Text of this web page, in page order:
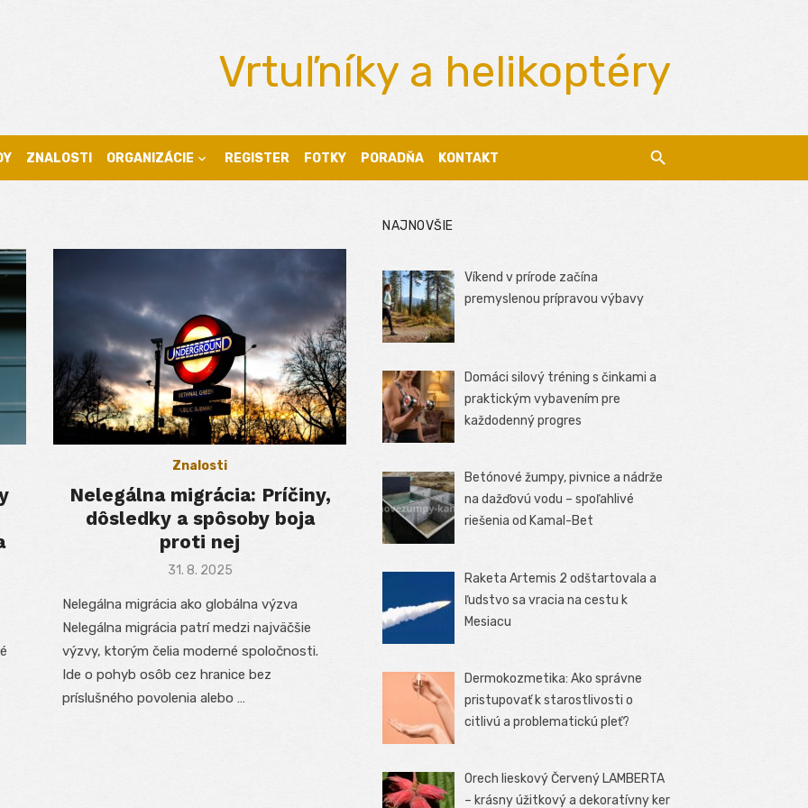
Vrtuľníky a helikoptéry
ZNALOSTI ORGANIZÁCIE REGISTER FOTKY PORADŇA KONTAKT
Znalosti
Nelegálna migrácia: Príčiny,
dôsledky a spôsoby boja
proti nej
Posted
31. 8. 2025
Nelegálna migrácia ako globálna výzva
Nelegálna migrácia patrí medzi najväčšie
výzvy, ktorým čelia moderné spoločnosti.
Ide o pohyb osôb cez hranice bez
príslušného povolenia alebo …
NAJNOVŠIE
Víkend v prírode začína
premyslenou prípravou výbavy
Domáci silový tréning s činkami a
praktickým vybavením pre
každodenný progres
Betónové žumpy, pivnice a nádrže
na dažďovú vodu – spoľahlivé
riešenia od Kamal-Bet
Raketa Artemis 2 odštartovala a
ľudstvo sa vracia na cestu k
Mesiacu
Dermokozmetika: Ako správne
pristupovať k starostlivosti o
citlivú a problematickú pleť?
Orech lieskový Červený LAMBERTA
– krásny úžitkový a dekoratívny ker